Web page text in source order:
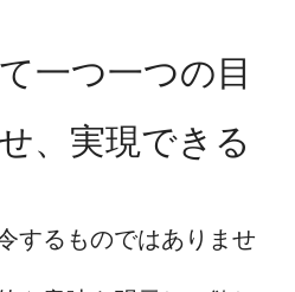
一つ一つの目
、実現できる
するものではありませ